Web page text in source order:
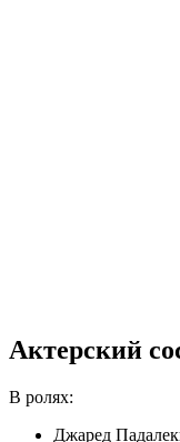
Актерский
В ролях:
Джаред